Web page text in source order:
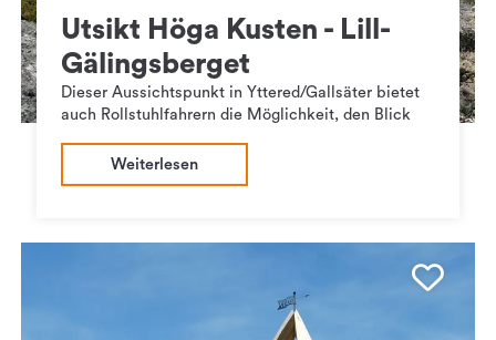
Utsikt Höga Kusten - Lill-
Gälingsberget
Dieser Aussichtspunkt in Yttered/Gallsäter bietet
auch Rollstuhlfahrern die Möglichkeit, den Blick
Weiterlesen